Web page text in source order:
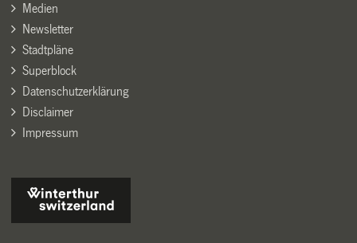
Medien
Newsletter
Stadtpläne
Superblock
Datenschutzerklärung
Disclaimer
Impressum